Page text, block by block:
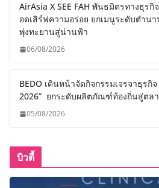
AirAsia X SEE FAH พันธมิตรทางธุร
อดเสิร์ฟความอร่อย ยกเมนูระดับตำน
พุ่งทะยานสู่น่านฟ้า
06/08/2026
BEDO เดินหน้าจัดกิจกรรมเจรจาธุรกิจ
2026” ยกระดับผลิตภัณฑ์ท้องถิ่นสู่ตล
05/08/2026
บิวตี้